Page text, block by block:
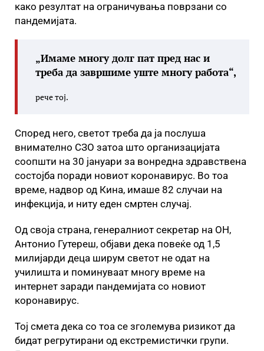
како резултат на ограничувања поврзани со
пандемијата.
„Имаме многу долг пат пред нас и
треба да завршиме уште многу работа“,
рече тој.
Според него, светот треба да ја послуша
внимателно СЗО затоа што организацијата
соопшти на 30 јануари за вонредна здравствена
состојба поради новиот коронавирус. Во тоа
време, надвор од Кина, имаше 82 случаи на
инфекција, и ниту еден смртен случај.
Од своја страна, генералниот секретар на ОН,
Антонио Гутереш, објави дека повеќе од 1,5
милијарди деца ширум светот не одат на
училишта и поминуваат многу време на
интернет заради пандемијата со новиот
коронавирус.
Тој смета дека со тоа се зголемува ризикот да
бидат регрутирани од екстремистички групи.